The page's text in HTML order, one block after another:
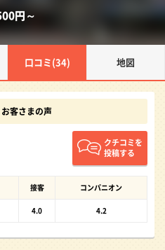
円～
口コミ(34) 地図
客さまの声
クチコミを
投稿する
接客 コンパニオン
4.0 4.2